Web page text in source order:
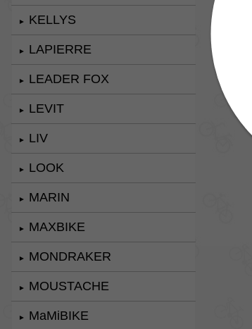
► KELLYS
► LAPIERRE
► LEADER FOX
► LEVIT
► LIV
► LOOK
► MARIN
► MAXBIKE
► MONDRAKER
► MOUSTACHE
► MaMiBIKE